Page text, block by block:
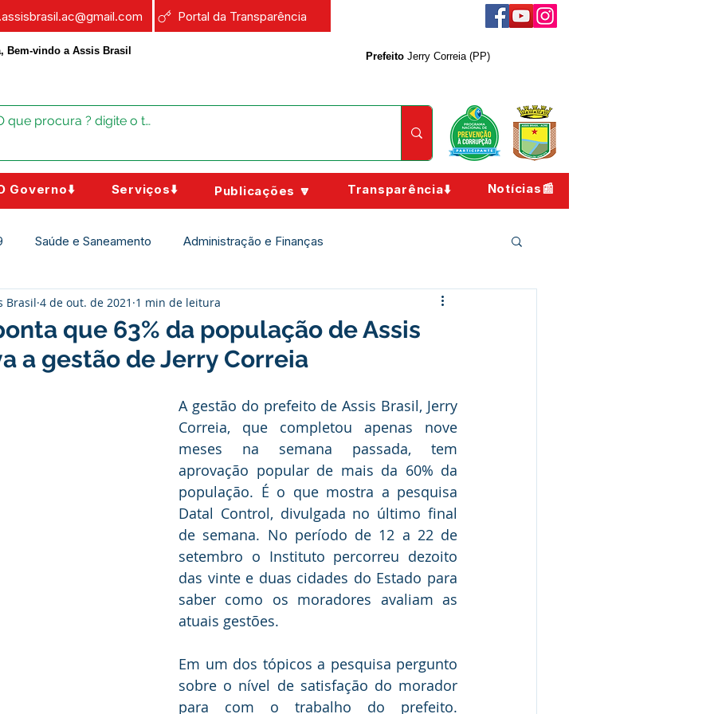
Portal da Transparência
Bem-vindo a Assis Brasil Prefeito Jerry Correia (PP)
Governo⬇️ Serviços⬇️ Publicações 🔽 Transparência⬇️ Notícias📰
Saúde e Saneamento Administração e Finanças
Assistência Social Campanhas
Infraestrutura e Obras Institucional e Governo
No Gabinete Convênios e Parcerias
Emenda Parlamentar Licitações Defesa Civil
Turismo Secretaria da Mulher Concurso
que 63% da população de Assis
a gestão de Jerry Correia
Brasil 4 de out. de 2021 1 min de leitura
A gestão do prefeito de Assis Brasil, Jerry
Correia, que completou apenas nove
meses na semana passada, tem
aprovação popular de mais da 60% da
população. É o que mostra a pesquisa
Datal Control, divulgada no último final
de semana. No período de 12 a 22 de
setembro o Instituto percorreu dezoito
das vinte e duas cidades do Estado para
saber como os moradores avaliam as
atuais gestões.
Em um dos tópicos a pesquisa pergunto
sobre o nível de satisfação do morador
para com o trabalho do prefeito.